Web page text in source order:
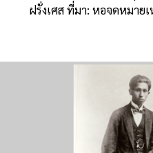
ฝรั่งเศส ที่มา: หอจดหมาย